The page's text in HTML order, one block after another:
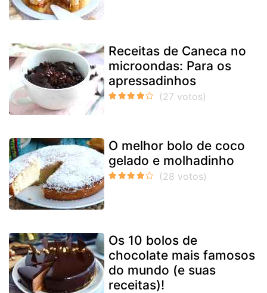
Receitas de Caneca no
microondas: Para os
apressadinhos
O melhor bolo de coco
gelado e molhadinho
Os 10 bolos de
chocolate mais famosos
do mundo (e suas
receitas)!